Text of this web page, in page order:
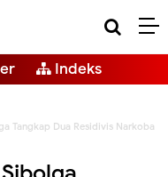
Indeks
Tangkap Dua Residivis Narkoba